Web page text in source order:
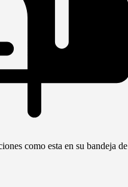
como esta en su bandeja de